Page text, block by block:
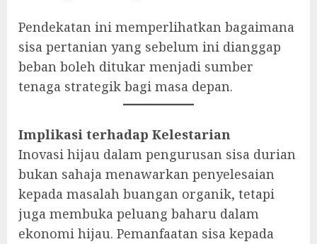
Pendekatan ini memperlihatkan bagaimana
sisa pertanian yang sebelum ini dianggap
beban boleh ditukar menjadi sumber
tenaga strategik bagi masa depan.
Implikasi terhadap Kelestarian
Inovasi hijau dalam pengurusan sisa durian
bukan sahaja menawarkan penyelesaian
kepada masalah buangan organik, tetapi
juga membuka peluang baharu dalam
ekonomi hijau. Pemanfaatan sisa kepada